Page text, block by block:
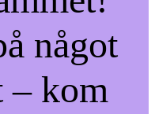
något
– kom